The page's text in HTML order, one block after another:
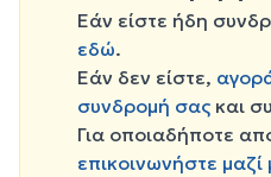
Εάν είστε ήδη
εδώ.
Εάν δεν είστε,
συνδρομή σας και
Για οποιαδήποτε
επικοινωνήστε μαζί